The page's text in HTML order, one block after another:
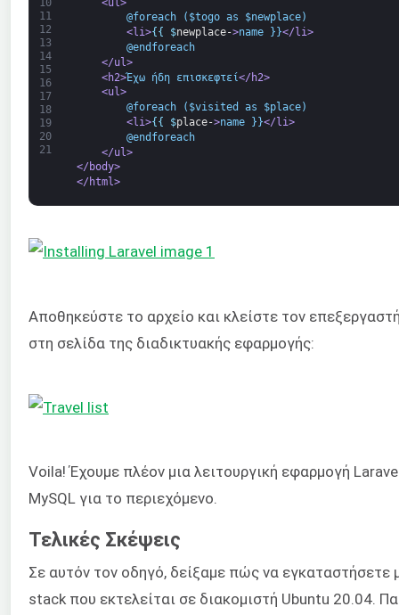
10
11
12
13
14
15
16
17
18
19
20
21
@foreach ($togo as $newplace)
<li>{ { $newplace->name }}</li>
@endforeach
</ul>
<h2>Έχω ήδη επισκεφτεί</h2>
<ul>
@foreach ($visited as $place)
<li>{ { $place->name }}</li>
@endforeach
</ul>
</body>
</html>
Αποθηκεύστε το αρχείο και κλείστε τον
στη σελίδα της διαδικτυακής εφαρμογής:
Voila! Έχουμε πλέον μια λειτουργική εφαρμογή
MySQL για το περιεχόμενο.
Τελικές Σκέψεις
Σε αυτόν τον οδηγό, δείξαμε πώς να
stack που εκτελείται σε διακομιστή Ubuntu 20.04.